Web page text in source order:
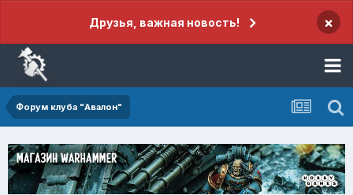
Друзья, важная новость! ×
Форум клуба "Авалон"